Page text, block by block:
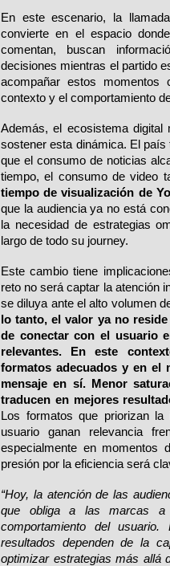
En este escenario, la
convierte en el espacio
comentan, buscan
decisiones mientras el partido
acompañar estos momentos
contexto y el comportamiento
Además, el ecosistema
sostener esta dinámica. El país
que el consumo de noticias
tiempo, el consumo de video
tiempo de visualización de
que la audiencia ya no está
la necesidad de estrategias
largo de todo su journey.
Este cambio tiene
reto no será captar la atención
se diluya ante el alto volumen
lo tanto, el valor ya no
de conectar con el usuario
relevantes. En este
formatos adecuados y en el
mensaje en sí. Menor
traducen en mejores
Los formatos que priorizan
usuario ganan relevancia
especialmente en momentos
presión por la eficiencia será
“Hoy, la atención de las
que obliga a las marcas a
comportamiento del
resultados dependen de la
optimizar estrategias más allá